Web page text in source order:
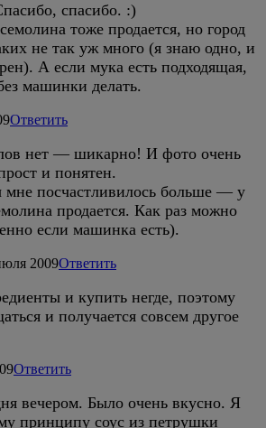
спасибо. :)
тоже продается, но город
не так уж много (я знаю одно, и
А если мука есть подходящая,
машинки делать.
Ответить
нет — шикарно! И фото очень
и понятен.
посчастливилось больше — у
продается. Как раз можно
если машинка есть).
2009Ответить
и купить негде, поэтому
и получается совсем другое
Ответить
вечером. Было очень вкусно. Я
принципу соус из петрушки